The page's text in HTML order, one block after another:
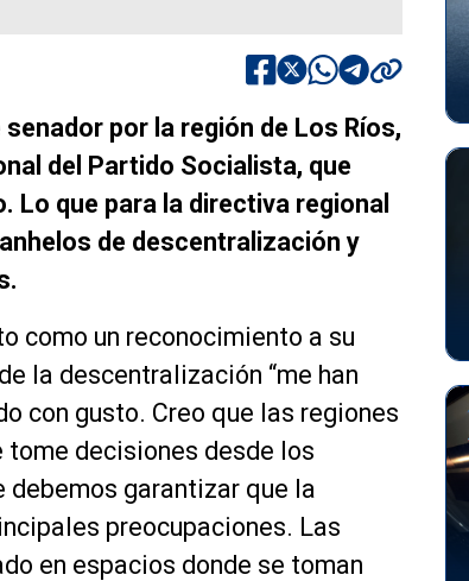
por la región de Los Ríos,
del Partido Socialista, que
Lo que para la directiva regional
de descentralización y
como un reconocimiento a su
la descentralización “me han
con gusto. Creo que las regiones
tome decisiones desde los
garantizar que la
preocupaciones. Las
en espacios donde se toman